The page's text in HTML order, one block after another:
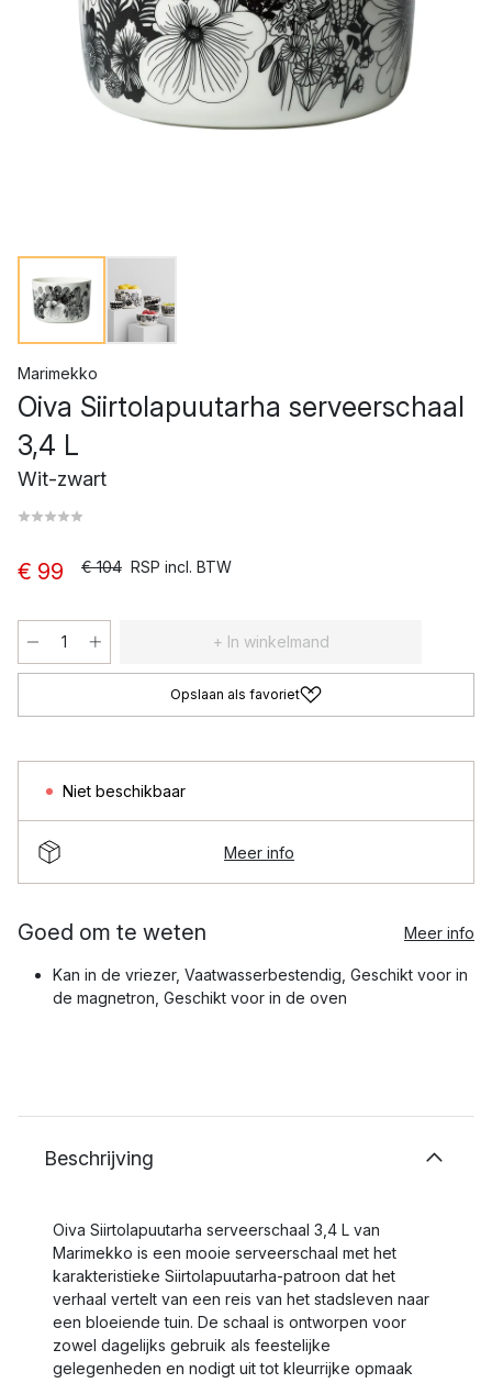
Marimekko
Oiva Siirtolapuutarha serveerschaal
3,4 L
Wit-zwart
€ 99 € 104 RSP incl. BTW
+ In winkelmand
Opslaan als favoriet
Niet beschikbaar
Meer info
Goed om te weten Meer info
Kan in de vriezer, Vaatwasserbestendig, Geschikt voor in
de magnetron, Geschikt voor in de oven
Beschrijving
Oiva Siirtolapuutarha serveerschaal 3,4 L van
Marimekko is een mooie serveerschaal met het
karakteristieke Siirtolapuutarha-patroon dat het
verhaal vertelt van een reis van het stadsleven naar
een bloeiende tuin. De schaal is ontworpen voor
zowel dagelijks gebruik als feestelijke
gelegenheden en nodigt uit tot kleurrijke opmaak